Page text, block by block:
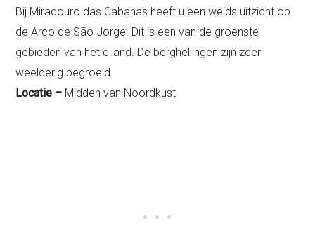
Bij Miradouro das Cabanas heeft u een weids uitzicht op
de Arco de São Jorge. Dit is een van de groenste
gebieden van het eiland. De berghellingen zijn zeer
weelderig begroeid.
Locatie – Midden van Noordkust